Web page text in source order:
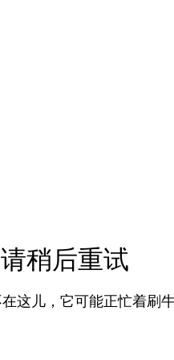
稍后重试
这儿，它可能正忙着刷